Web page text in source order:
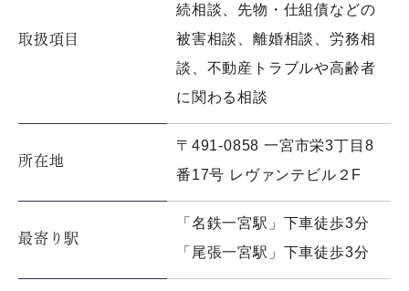
取扱項目
続相談、先物・仕組債などの
被害相談、離婚相談、労務相
談、不動産トラブルや高齢者
に関わる相談
所在地
〒491-0858 一宮市栄3丁目8
番17号 レヴァンテビル２F
最寄り駅
「名鉄一宮駅」下車徒歩3分
「尾張一宮駅」下車徒歩3分